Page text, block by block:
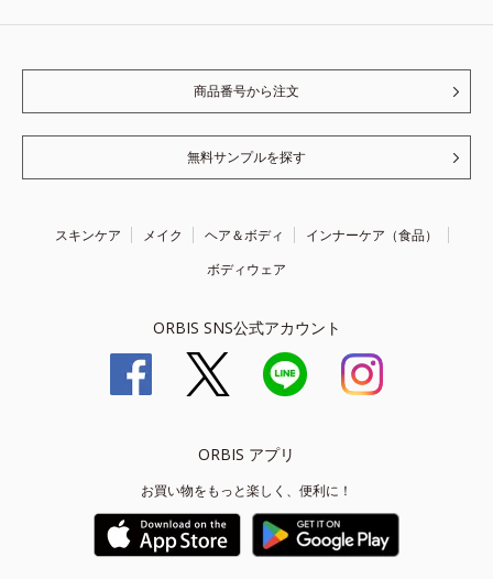
商品番号から注文
無料サンプルを探す
スキンケア メイク ヘア＆ボディ
インナーケア（食品）
ボディウェア
ORBIS SNS公式アカウント
ORBIS アプリ
お買い物をもっと楽しく、便利に！